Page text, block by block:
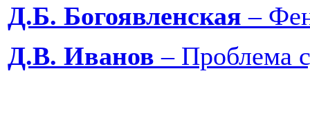
Д.Б. Богоявленская ‒
Д.В. Иванов ‒ Проблема